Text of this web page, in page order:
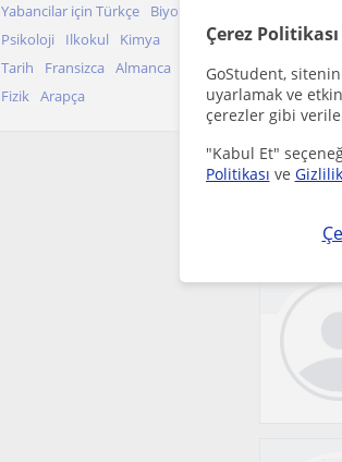
Çerez Politikası
GoStudent,
uyarlamak ve
çerezler gibi
"Kabul Et"
Politikası ve
Yabancilar için Türkçe
Biyoloji
Psikoloji
Ilkokul
Kimya
Tarih
Fransizca
Almanca
Fizik Arapça